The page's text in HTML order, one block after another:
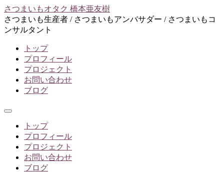
コ
ン
テ
さつまいもオタク 橋本亜友樹
さつまいも生産者 / さつまいもアンバサダー / さつまいもコ
ンサルタント
トップ
プロフィール
プロジェクト
お問い合わせ
ブログ
メ
トップ
プロフィール
プロジェクト
お問い合わせ
ブログ